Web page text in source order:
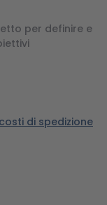
per definire e
di spedizione